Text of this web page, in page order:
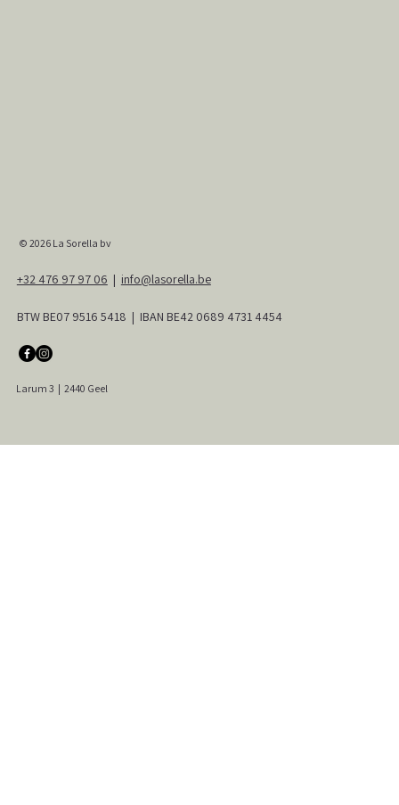
© 2026 La Sorella bv
Larum 3 | 2440 Geel
+32 476 97 97 06 | info@lasorella.be
BTW BE07 9516 5418 | IBAN BE42 0689 4731 4454